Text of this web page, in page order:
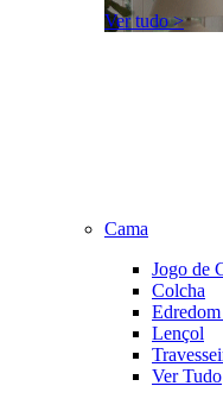
Ver tudo >
Cama
Jogo de
Colcha
Lençol
Ver Tudo